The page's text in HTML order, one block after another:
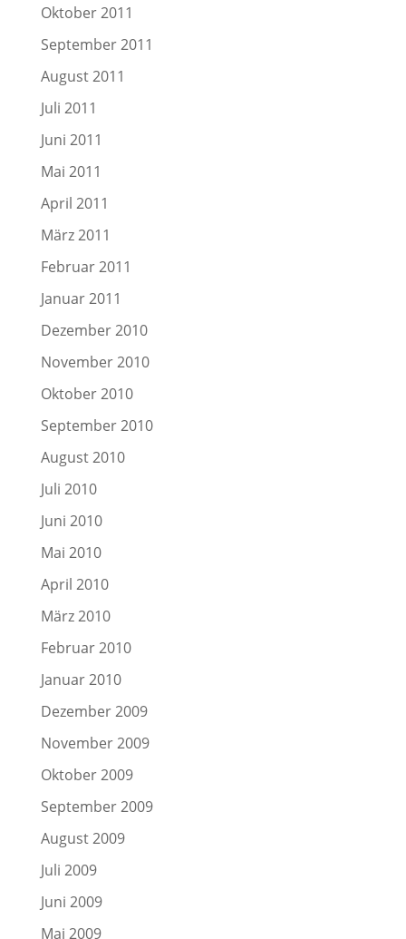
Oktober 2011
September 2011
August 2011
Juli 2011
Juni 2011
Mai 2011
April 2011
März 2011
Februar 2011
Januar 2011
Dezember 2010
November 2010
Oktober 2010
September 2010
August 2010
Juli 2010
Juni 2010
Mai 2010
April 2010
März 2010
Februar 2010
Januar 2010
Dezember 2009
November 2009
Oktober 2009
September 2009
August 2009
Juli 2009
Juni 2009
Mai 2009